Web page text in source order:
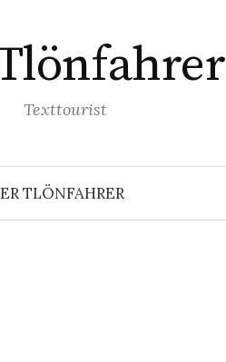
Texttourist
TLÖNFAHRER